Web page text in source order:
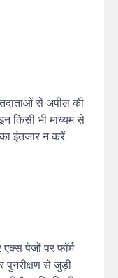
से अपील की
किसी भी माध्यम से
इंतजार न करें.
पेजों पर फॉर्म
से जुड़ी